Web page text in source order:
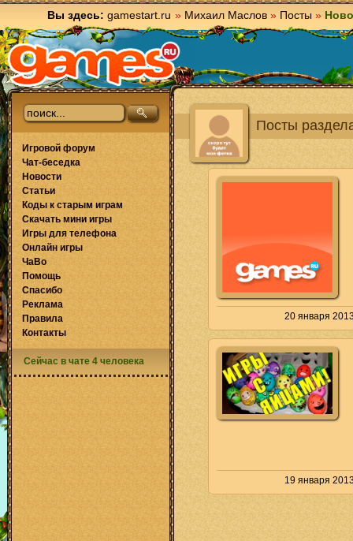
Вы здесь: gamestart.ru » Михаил Маслов » Посты »
Посты
20 января
19 января
Игровой форум
Чат-беседка
Новости
Статьи
Коды к старым играм
Скачать мини игры
Игры для телефона
Онлайн игры
ЧаВо
Помощь
Спасибо
Реклама
Правила
Контакты
Сейчас в чате 4 человека